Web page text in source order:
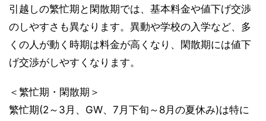
引越しの繁忙期と閑散期では、基本料金や値下げ交渉
のしやすさも異なります。異動や学校の入学など、多
くの人が動く時期は料金が高くなり、閑散期には値下
げ交渉がしやすくなります。
＜繁忙期・閑散期＞
繁忙期(2～3月、GW、7月下旬～8月の夏休み)は特に